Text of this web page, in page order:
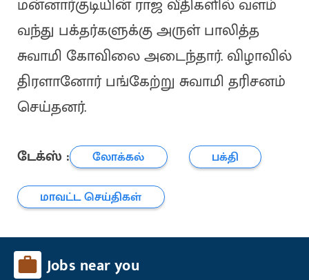
மன்னார்குடியின் ராஜ வீதிகளில் வளம்
வந்து பக்தர்களுக்கு அருள் பாலித்த
சுவாமி கோவிலை அடைந்தார். விழாவில்
திரளானோர் பங்கேற்று சுவாமி தரிசனம்
செய்தனர்.
டேக்ஸ் : லோக்கல்
பக்தி
மாவட்ட செய்திகள்
Jobs near you